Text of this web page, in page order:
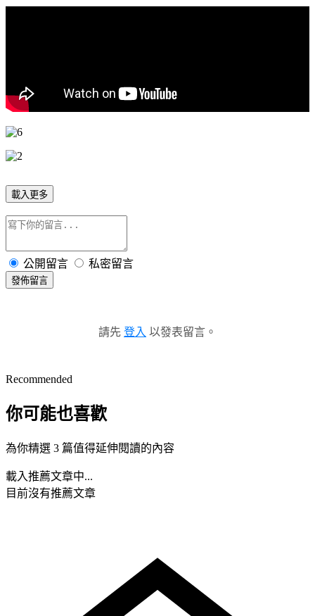
載入更多
公開留言 私密留言
發佈留言
請先 登入 以發表留言。
Recommended
你可能也喜歡
為你精選 3 篇值得延伸閱讀的內容
載入推薦文章中...
目前沒有推薦文章